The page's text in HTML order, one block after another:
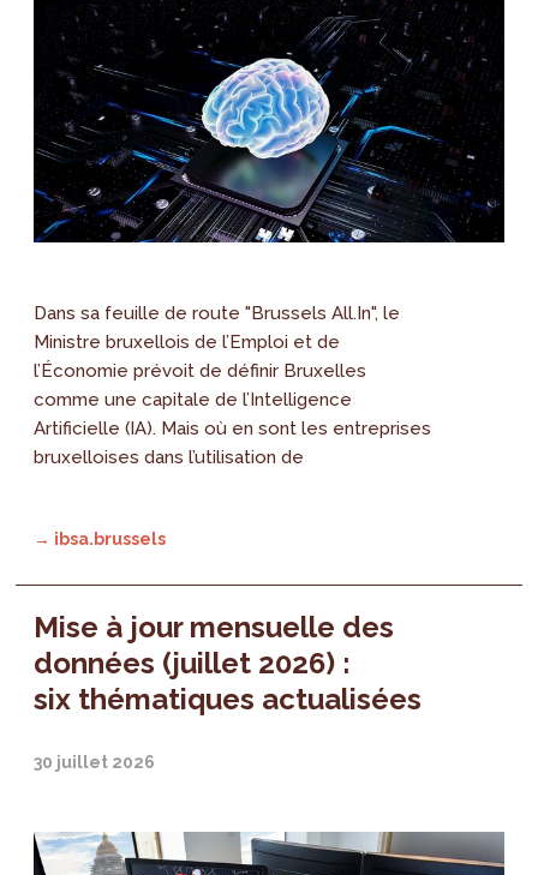
Dans sa feuille de route "Brussels All.In", le
Ministre bruxellois de l’Emploi et de
l’Économie prévoit de définir Bruxelles
comme une capitale de l’Intelligence
Artificielle (IA). Mais où en sont les entreprises
bruxelloises dans l’utilisation de
→ ibsa.brussels
Mise à jour mensuelle des
données (juillet 2026) :
six thématiques actualisées
30 juillet 2026